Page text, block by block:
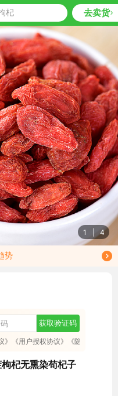
杞 去卖货
1 4
势
获取验证码
《用户授权协议》 《隐私政策》
杞无熏染苟杞子